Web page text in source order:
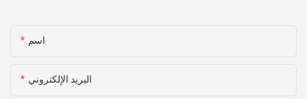
اسم
البريد الإلكتروني